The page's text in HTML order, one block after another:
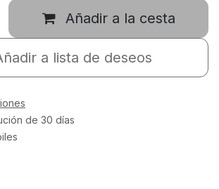
Añadir a la cesta
a lista de deseos
de 30 días